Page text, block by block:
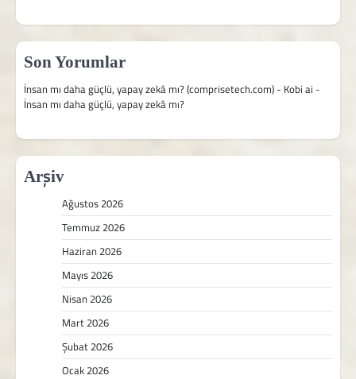
Son Yorumlar
İnsan mı daha güçlü, yapay zekâ mı? (comprisetech.com) - Kobi ai -
İnsan mı daha güçlü, yapay zekâ mı?
Arşiv
Ağustos 2026
Temmuz 2026
Haziran 2026
Mayıs 2026
Nisan 2026
Mart 2026
Şubat 2026
Ocak 2026